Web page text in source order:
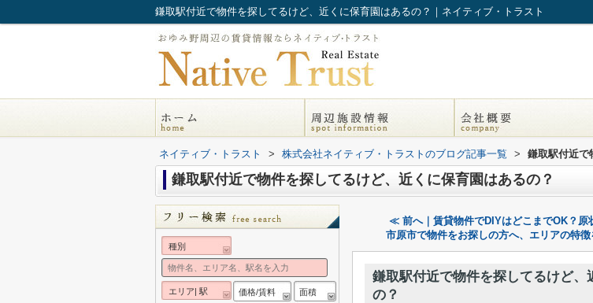
鎌取駅付近で物件を探してるけど、近くに保育園はあるの？｜ネイティブ・トラスト
ネイティブ・トラスト > 株式会社ネイティブ・トラストのブログ記事一覧 > 鎌取駅付近で
鎌取駅付近で物件を探してるけど、近くに保育園はあるの？
≪ 前へ｜賃貸物件でDIYはどこまでOK？原
市原市で物件をお探しの方へ、エリアの特
鎌取駅付近で物件を探してるけど、
の？
種別
エリア| 駅 価格/賃料 面積